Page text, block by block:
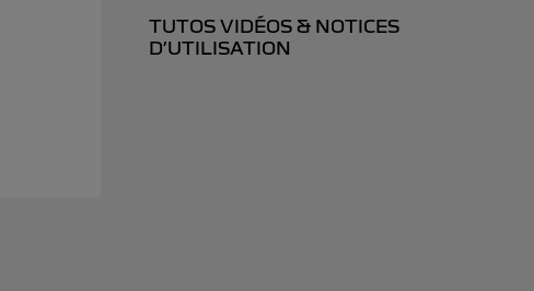
TUTOS VIDÉOS & NOTICES
D’UTILISATION